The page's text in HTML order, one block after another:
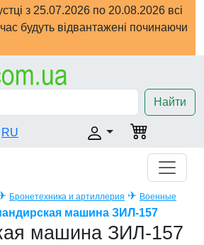
з 25.07.2026 по 20.08.2026 всі
будуть відвантажені починаючи
Найти
RU
Бронетехника и артиллерия ✈ Военные
машина ЗИЛ-157
машина ЗИЛ-157